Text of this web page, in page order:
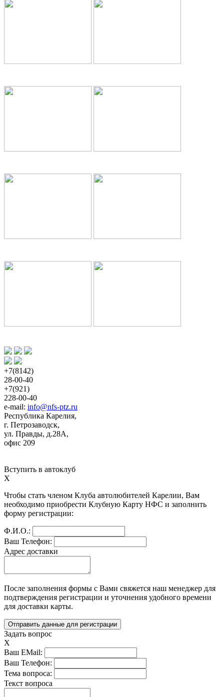
+7(8142)
28-00-40
+7(921)
228-00-40
e-mail: info@nfs-ptz.ru
Республика Карелия,
г. Петрозаводск,
ул. Правды, д.28А,
офис 209
Вступить в автоклуб
X
Чтобы стать членом Клуба автолюбителей Карелии, Вам
необходимо приобрести Клубную Карту НФС и заполнить
форму регистрации:
Ф.И.О.:
Ваш Телефон:
Адрес доставки
После заполнения формы с Вами свяжется наш менеджер для
подтверждения регистрации и уточнения удобного времени
для доставки карты.
Задать вопрос
X
Ваш EMail:
Ваш Телефон:
Тема вопроса:
Текст вопроса